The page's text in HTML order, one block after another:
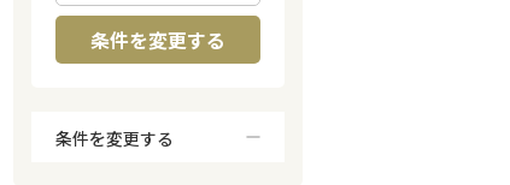
条件を変更する
条件を変更する